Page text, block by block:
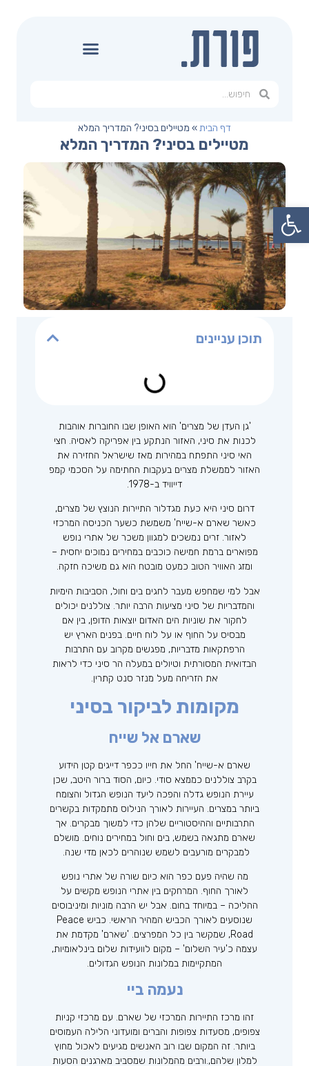
פתח סרגל נגישות
דף הבית» מטיילים בסיני? המדריך המלא
מטיילים בסיני? המדריך המלא
תוכן עניינים
'גן העדן של מצרים' הוא האופן שבו החוברות אוהבות
לכנות את סיני, האזור הנתקע בין אפריקה לאסיה. חצי
האי סיני התפתח במהירות מאז שישראל החזירה את
האזור לממשלת מצרים בעקבות החתימה על הסכמי קמפ
דייוויד ב-1978.
דרום סיני היא כעת מגדלור התיירות הנוצץ של מצרים,
כאשר שארם א-שייח' משמשת כשער הכניסה המרכזי
לאזור. זרים נמשכים למגוון משכר של אתרי נופש
מפוארים ברמת חמישה כוכבים במחירים נמוכים יחסית –
ומזג האוויר הטוב כמעט מובטח הוא גם משיכה חזקה.
אבל למי שמחפש מעבר לחגים בים וחול, הסביבות הימיות
והמדבריות של סיני מציעות הרבה יותר. צוללנים יכולים
לחקור את שוניות הים האדום יוצאות הדופן, בין אם
מבסיס על החוף או על לוח חיים. בפנים הארץ יש
הרפתקאות מדבריות, מפגשים מקרוב עם התרבות
הבדואית המסורתית וטיולים במעלה הר סיני כדי לראות
את הזריחה מעל מנזר סנט קתרין.
מקומות לביקור בסיני
שארם אל שייח
שארם א-שייח' החל את חייו ככפר דייגים קטן הידוע
בקרב צוללנים כממצא סודי. כיום, הסוד ברור היטב, שכן
עיירת הנופש גדלה והפכה ליעד הנופש הגדול והצומח
ביותר במצרים. העיירות לאורך הנילוס מתמקדות בקשרים
התרבותיים וההיסטוריים שלהן כדי למשוך מבקרים. אך
שארם מתגאה בשמש, בים וחול במחירים נוחים. מושלם
למבקרים מורעבים לשמש שנוהרים לכאן מדי שנה.
מה שהיה פעם כפר הוא כיום שורה של אתרי נופש
לאורך החוף. המרחקים בין אתרי הנופש מקשים על
ההליכה – במיוחד בחום. אבל יש הרבה מוניות ומיניבוסים
שנוסעים לאורך הכביש המהיר הראשי. כביש Peace
Road, שמקשר בין כל המפרצים. 'שארם' מקדמת את
עצמה כ'עיר השלום' – מקום לוועידות שלום בינלאומיות,
המתקיימות במלונות הנופש הגדולים.
נעמה ביי
זהו מרכז התיירות המרכזי של שארם. עם מרכזי קניות
צפופים, מסעדות צפופות והברים ומועדוני הלילה העמוסים
ביותר. זה המקום שבו רוב האנשים מגיעים לאכול מחוץ
למלון שלהם,.ורבים מהמלונות שמסביב מארגנים הסעות